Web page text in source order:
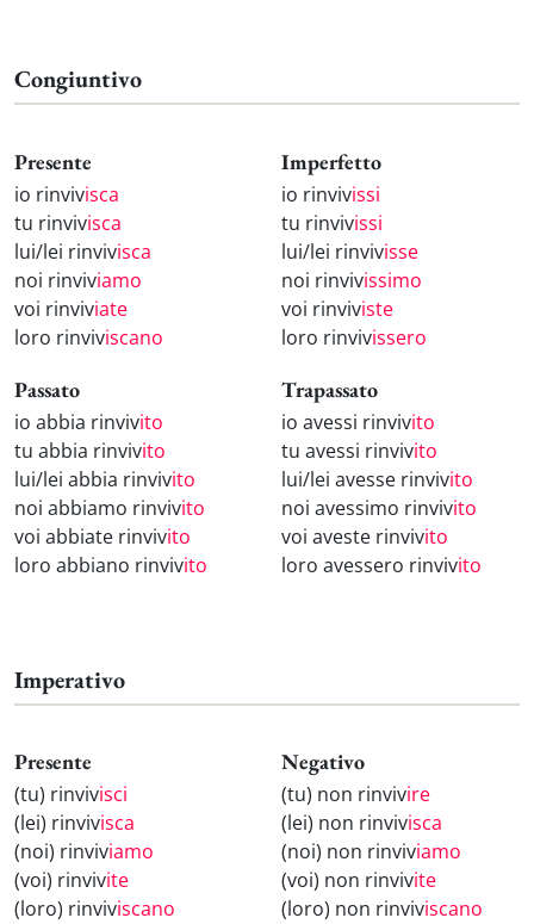
Congiuntivo
Presente
io rinvivisca
tu rinvivisca
lui/lei rinvivisca
noi rinviviamo
voi rinviviate
loro rinviviscano
Imperfetto
io rinvivissi
tu rinvivissi
lui/lei rinvivisse
noi rinvivissimo
voi rinviviste
loro rinvivissero
Passato
io abbia rinvivito
tu abbia rinvivito
lui/lei abbia rinvivito
noi abbiamo rinvivito
voi abbiate rinvivito
loro abbiano rinvivito
Trapassato
io avessi rinvivito
tu avessi rinvivito
lui/lei avesse rinvivito
noi avessimo rinvivito
voi aveste rinvivito
loro avessero rinvivito
Imperativo
Presente
(tu) rinvivisci
(lei) rinvivisca
(noi) rinviviamo
(voi) rinvivite
(loro) rinviviscano
Negativo
(tu) non rinvivire
(lei) non rinvivisca
(noi) non rinviviamo
(voi) non rinvivite
(loro) non rinviviscano